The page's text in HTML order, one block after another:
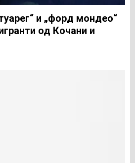
и „форд мондео“
од Кочани и